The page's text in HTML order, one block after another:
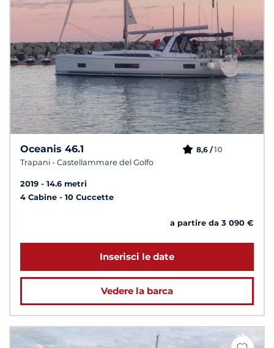
Oceanis 46.1
Trapani - Castellammare del Golfo
8,6 /10
2019
14.6 metri
4 Cabine
10 Cuccette
a partire da 3 090 €
Inserisci le date
Vedere la barca